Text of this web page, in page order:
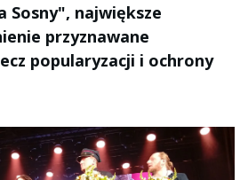
Sosny", największe
przyznawane
popularyzacji i ochrony